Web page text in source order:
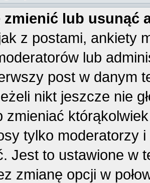
zmienić lub usunąć
z postami, ankiety
lub
post w danym
nikt jeszcze nie
zmieniać
tylko moderatorzy
Jest to ustawione w
zmianę opcji w